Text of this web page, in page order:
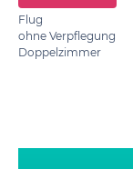
Flug
ohne Verpflegung
Doppelzimmer